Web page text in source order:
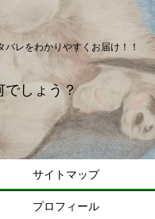
レをわかりやすくお届け！！
でしょう？
サイトマップ
プロフィール